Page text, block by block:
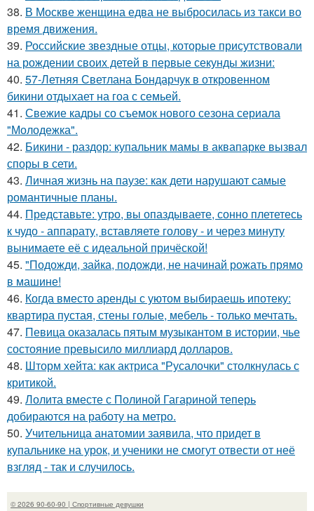
38. В Москве женщина едва не выбросилась из такси во
время движения.
39. Российские звездные отцы, которые присутствовали
на рождении своих детей в первые секунды жизни:
40. 57-Летняя Светлана Бондарчук в откровенном
бикини отдыхает на гоа с семьей.
41. Свежие кадры со съемок нового сезона сериала
"Молодежка".
42. Бикини - раздор: купальник мамы в аквапарке вызвал
споры в сети.
43. Личная жизнь на паузе: как дети нарушают самые
романтичные планы.
44. Представьте: утро, вы опаздываете, сонно плететесь
к чудо - аппарату, вставляете голову - и через минуту
вынимаете её с идеальной причёской!
45. "Подожди, зайка, подожди, не начинай рожать прямо
в машине!
46. Когда вместо аренды с уютом выбираешь ипотеку:
квартира пустая, стены голые, мебель - только мечтать.
47. Певица оказалась пятым музыкантом в истории, чье
состояние превысило миллиард долларов.
48. Шторм хейта: как актриса "Русалочки" столкнулась с
критикой.
49. Лолита вместе с Полиной Гагариной теперь
добираются на работу на метро.
50. Учительница анатомии заявила, что придет в
купальнике на урок, и ученики не смогут отвести от неё
взгляд - так и случилось.
© 2026 90-60-90 | Спортивные девушки